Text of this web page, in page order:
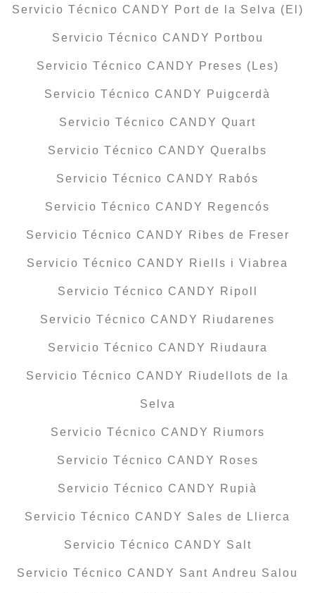
Servicio Técnico CANDY Port de la Selva (El)
Servicio Técnico CANDY Portbou
Servicio Técnico CANDY Preses (Les)
Servicio Técnico CANDY Puigcerdà
Servicio Técnico CANDY Quart
Servicio Técnico CANDY Queralbs
Servicio Técnico CANDY Rabós
Servicio Técnico CANDY Regencós
Servicio Técnico CANDY Ribes de Freser
Servicio Técnico CANDY Riells i Viabrea
Servicio Técnico CANDY Ripoll
Servicio Técnico CANDY Riudarenes
Servicio Técnico CANDY Riudaura
Servicio Técnico CANDY Riudellots de la
Selva
Servicio Técnico CANDY Riumors
Servicio Técnico CANDY Roses
Servicio Técnico CANDY Rupià
Servicio Técnico CANDY Sales de Llierca
Servicio Técnico CANDY Salt
Servicio Técnico CANDY Sant Andreu Salou